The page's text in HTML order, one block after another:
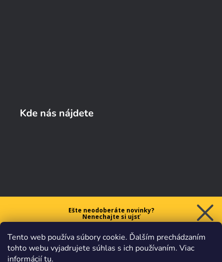
Tento web používa súbory cookie. Ďalším prechádzaním
tohto webu vyjadrujete súhlas s ich používaním. Viac
informáciítu.
Kde nás nájdete
Ešte neodoberáte novinky?
Nenechajte si ujsť
na prvý nákup nad 40 €.